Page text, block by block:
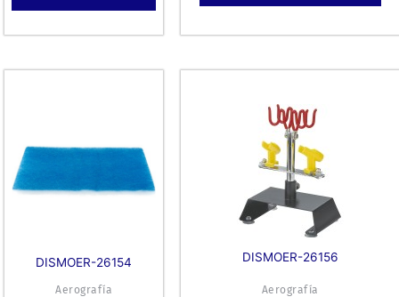
DISMOER-26154
Aerografía
DISMOER-26156
Aerografía